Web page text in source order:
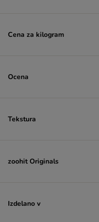
Cena za kilogram
Ocena
Tekstura
zoohit Originals
Izdelano v